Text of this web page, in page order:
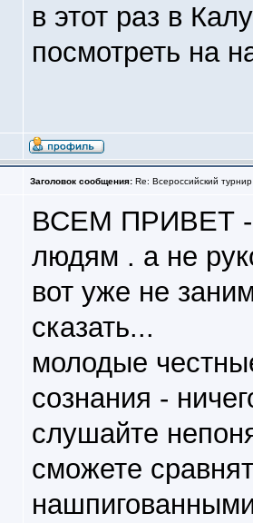
в этот раз в
посмотреть на
Заголовок сообщения: Re: Всероссийский
ВСЕМ ПРИВЕТ -
людям . а не
вот уже не
сказать...
молодые
сознания -
слушайте
сможете